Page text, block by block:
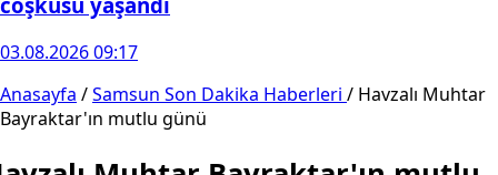
03.08.2026 09:17
Anasayfa /Samsun Son Dakika Haberleri / Havzalı Muhtar
Bayraktar'ın mutlu günü